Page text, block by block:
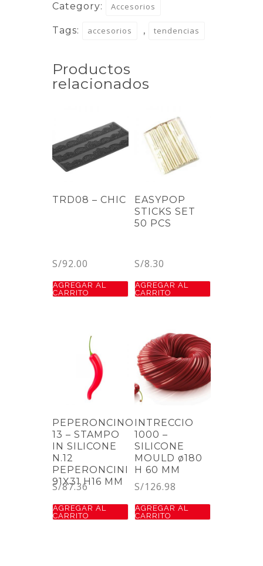
Category: Accesorios
Tags: accesorios , tendencias
Productos
relacionados
TRD08 – CHIC
S/92.00
AGREGAR AL
CARRITO
EASYPOP
STICKS SET
50 PCS
S/8.30
AGREGAR AL
CARRITO
PEPERONCINO
13 – STAMPO
IN SILICONE
N.12
PEPERONCINI
91X31 H16 MM
S/87.36
AGREGAR AL
CARRITO
INTRECCIO
1000 –
SILICONE
MOULD ø180
H 60 MM
S/126.98
AGREGAR AL
CARRITO